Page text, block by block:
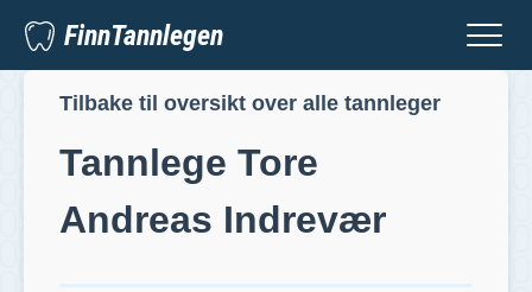
FinnTannlegen
Tilbake til oversikt over alle tannleger
Tannlege Tore
Andreas Indrevær